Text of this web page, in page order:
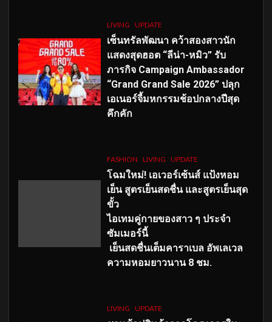
LIVING UPDATE
เซ็นทรัลพัฒนา คว้าสองสาวนัก
แสดงสุดฮอต “ลีน่า-หมิว” รับ
ภารกิจ Campaign Ambassador
“Grand Grand Sale 2026” ปลุก
เอเนอร์จี้มหกรรมช้อปกลางปีสุด
คึกคัก
FASHION LIVING UPDATE
โฉมใหม่! เอเวอร์เซ้นส์ แป้งหอม
เย็น สูตรเย็นสดชื่น และสูตรเย็นสุด
ขั้ว
ไอเทมคู่กายของสาว ๆ ประจำ
ซัมเมอร์นี้
เย็นสดชื่นเต็มคาราเบล อัพเลเวล
ความหอมยาวนาน 8 ชม.
LIVING UPDATE